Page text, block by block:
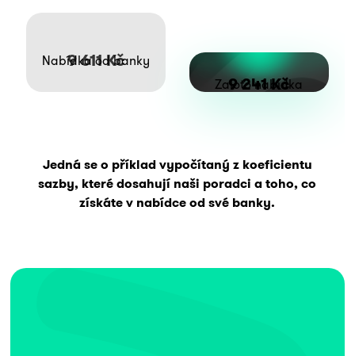
9 611 Kč
Nabídka od banky
9 241 Kč
Zaloto nabídka
Jedná se o příklad vypočítaný z koeficientu
sazby, které dosahují naši poradci a toho, co
získáte v nabídce od své banky.